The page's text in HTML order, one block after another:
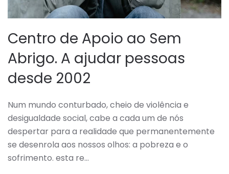
Centro de Apoio ao Sem
Abrigo. A ajudar pessoas
desde 2002
Num mundo conturbado, cheio de violência e
desigualdade social, cabe a cada um de nós
despertar para a realidade que permanentemente
se desenrola aos nossos olhos: a pobreza e o
sofrimento. esta re…